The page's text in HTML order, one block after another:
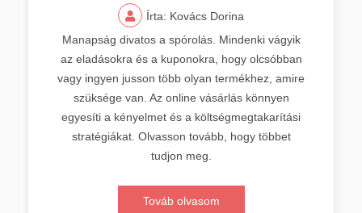
Írta: Kovács Dorina
Manapság divatos a spórolás. Mindenki vágyik
az eladásokra és a kuponokra, hogy olcsóbban
vagy ingyen jusson több olyan termékhez, amire
szüksége van. Az online vásárlás könnyen
egyesíti a kényelmet és a költségmegtakarítási
stratégiákat. Olvasson tovább, hogy többet
tudjon meg.
Továb olvasom